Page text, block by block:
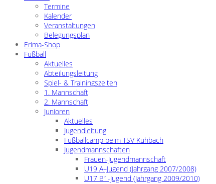
Termine
Kalender
Veranstaltungen
Belegungsplan
Erima-Shop
Fußball
Aktuelles
Abteilungsleitung
Spiel- & Trainingszeiten
1. Mannschaft
2. Mannschaft
Junioren
Aktuelles
Jugendleitung
Fußballcamp beim TSV Kühbach
Jugendmannschaften
Frauen-Jugendmannschaft
U19 A–Jugend (Jahrgang 2007/2008)
U17 B1-Jugend (Jahrgang 2009/2010)